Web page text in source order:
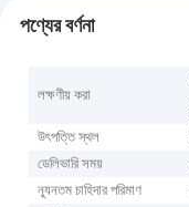
পণ্যের বর্ণনা
লক্ষণীয় করা
উৎপত্তি স্থল
ডেলিভারি সময়
ন্যূনতম চাহিদার পরিমাণ